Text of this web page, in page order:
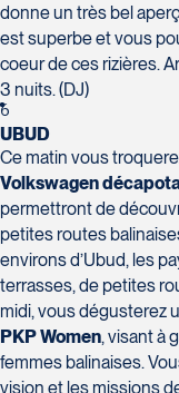
donne un très bel
est superbe et vous
coeur de ces rizières.
3 nuits. (DJ)
6
UBUD
Ce matin vous
Volkswagen
permettront de
petites routes
environs d’Ubud, les
terrasses, de petites
midi, vous dégusterez
PKP Women, visant à
femmes balinaises.
vision et les missions
Voyages Granby
157 rue Principale
Granby
J2G 2V5
Tél :450-372-3624 /
Voyages Jean-
2152 Boulevard
Brossard
Voyages Laurier du
social
2700 Boulevard
Champlain, bureau
Québec
G1V 4K5
Tél :418-653-1882 /